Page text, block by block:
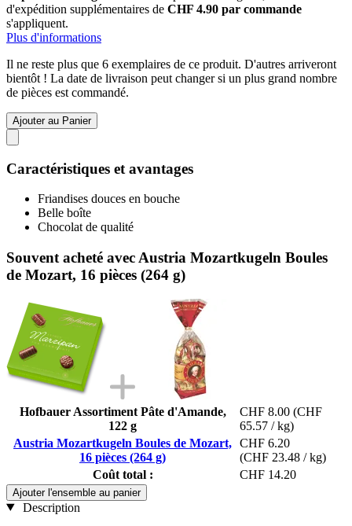
d'expédition supplémentaires de CHF 4.90 par commande
s'appliquent.
Plus d'informations
Il ne reste plus que 6 exemplaires de ce produit. D'autres arriveront
bientôt ! La date de livraison peut changer si un plus grand nombre
de pièces est commandé.
Ajouter au Panier
Caractéristiques et avantages
Friandises douces en bouche
Belle boîte
Chocolat de qualité
Souvent acheté avec Austria Mozartkugeln Boules
de Mozart, 16 pièces (264 g)
Hofbauer Assortiment Pâte d'Amande,
122 g
CHF 8.00 (CHF
65.57 / kg)
Austria Mozartkugeln Boules de Mozart,
16 pièces (264 g)
CHF 6.20
(CHF 23.48 / kg)
Coût total :
CHF 14.20
Ajouter l'ensemble au panier
Description